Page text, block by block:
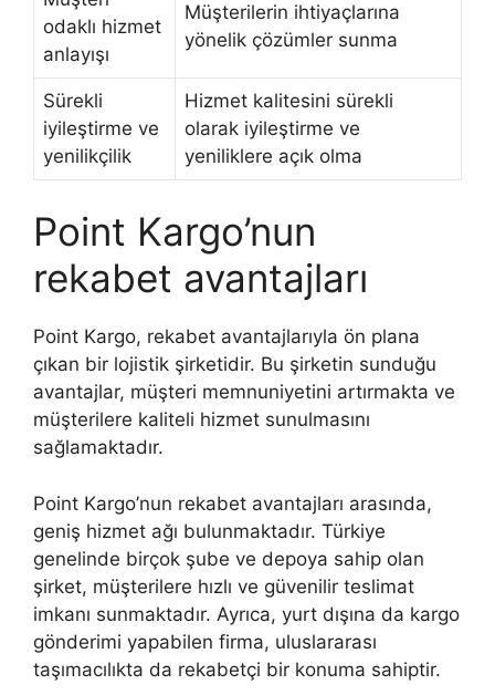
odaklı hizmet
anlayışı
Müşterilerin ihtiyaçlarına
yönelik çözümler sunma
Sürekli
iyileştirme ve
yenilikçilik
Hizmet kalitesini sürekli
olarak iyileştirme ve
yeniliklere açık olma
Point Kargo’nun
rekabet avantajları
Point Kargo, rekabet avantajlarıyla ön plana
çıkan bir lojistik şirketidir. Bu şirketin sunduğu
avantajlar, müşteri memnuniyetini artırmakta ve
müşterilere kaliteli hizmet sunulmasını
sağlamaktadır.
Point Kargo’nun rekabet avantajları arasında,
geniş hizmet ağı bulunmaktadır. Türkiye
genelinde birçok şube ve depoya sahip olan
şirket, müşterilere hızlı ve güvenilir teslimat
imkanı sunmaktadır. Ayrıca, yurt dışına da kargo
gönderimi yapabilen firma, uluslararası
taşımacılıkta da rekabetçi bir konuma sahiptir.